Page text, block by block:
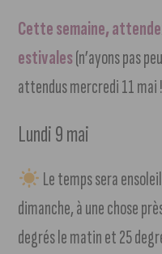
Cette semaine,
estivales(n’ayons pas
attendus mercredi 11 mai !
Lundi 9 mai
Le temps sera
dimanche, à une chose
degrés le matin et 25